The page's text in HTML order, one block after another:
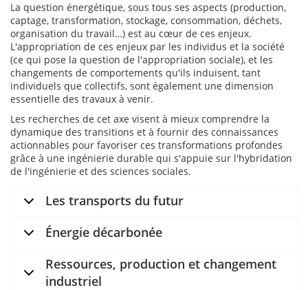
La question énergétique, sous tous ses aspects (production,
captage, transformation, stockage, consommation, déchets,
organisation du travail…) est au cœur de ces enjeux.
L'appropriation de ces enjeux par les individus et la société
(ce qui pose la question de l'appropriation sociale), et les
changements de comportements qu'ils induisent, tant
individuels que collectifs, sont également une dimension
essentielle des travaux à venir.
Les recherches de cet axe visent à mieux comprendre la
dynamique des transitions et à fournir des connaissances
actionnables pour favoriser ces transformations profondes
grâce à une ingénierie durable qui s'appuie sur l'hybridation
de l'ingénierie et des sciences sociales.
Les transports du futur
Énergie décarbonée
Ressources, production et changement
industriel